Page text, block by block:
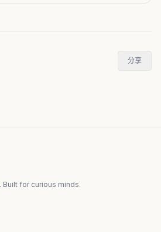
分享
Built for curious minds.